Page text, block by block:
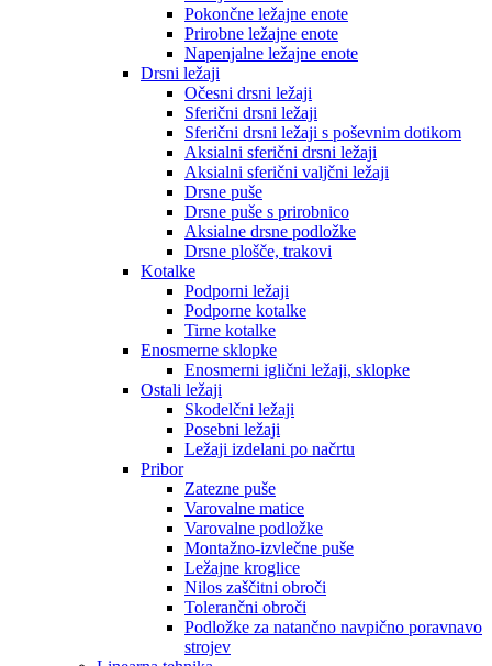
Pokončne ležajne enote
Prirobne ležajne enote
Napenjalne ležajne enote
Drsni ležaji
Očesni drsni ležaji
Sferični drsni ležaji
Sferični drsni ležaji s poševnim dotikom
Aksialni sferični drsni ležaji
Aksialni sferični valjčni ležaji
Drsne puše
Drsne puše s prirobnico
Aksialne drsne podložke
Drsne plošče, trakovi
Kotalke
Podporni ležaji
Podporne kotalke
Tirne kotalke
Enosmerne sklopke
Enosmerni iglični ležaji, sklopke
Ostali ležaji
Skodelčni ležaji
Posebni ležaji
Ležaji izdelani po načrtu
Pribor
Zatezne puše
Varovalne matice
Varovalne podložke
Montažno-izvlečne puše
Ležajne kroglice
Nilos zaščitni obroči
Tolerančni obroči
Podložke za natančno navpično poravnavo
strojev